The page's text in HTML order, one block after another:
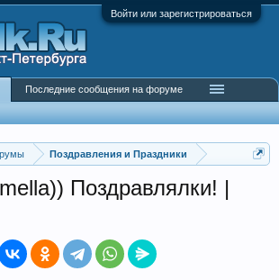
Войти или зарегистрироваться
Поздравления и Праздники
Поздравлялки! |
Последние сообщения на форуме